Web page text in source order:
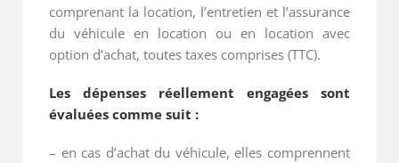
comprenant la location, l’entretien et l’assurance
du véhicule en location ou en location avec
option d’achat, toutes taxes comprises (TTC).
Les dépenses réellement engagées sont
évaluées comme suit :
– en cas d’achat du véhicule, elles comprennent